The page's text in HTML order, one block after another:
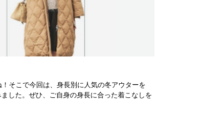
そこで今回は、身長別に人気の冬アウターを
した。ぜひ、ご自身の身長に合った着こなしを